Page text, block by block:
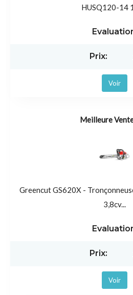
HUSQ120-14
Voir
Greencut GS620X -
3,8cv...
Voir